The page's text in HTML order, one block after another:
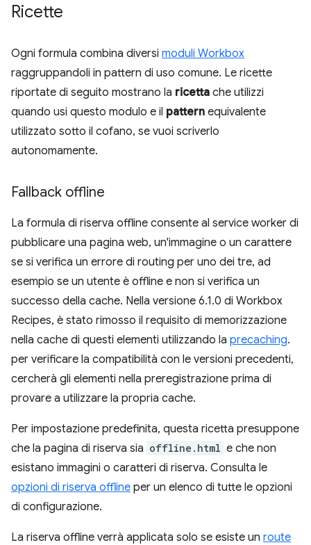
Ricette
Ogni formula combina diversi moduli Workbox
raggruppandoli in pattern di uso comune. Le ricette
riportate di seguito mostrano la ricetta che utilizzi
quando usi questo modulo e il pattern equivalente
utilizzato sotto il cofano, se vuoi scriverlo
autonomamente.
Fallback offline
La formula di riserva offline consente al service worker di
pubblicare una pagina web, un'immagine o un carattere
se si verifica un errore di routing per uno dei tre, ad
esempio se un utente è offline e non si verifica un
successo della cache. Nella versione 6.1.0 di Workbox
Recipes, è stato rimosso il requisito di memorizzazione
nella cache di questi elementi utilizzando la precaching.
per verificare la compatibilità con le versioni precedenti,
cercherà gli elementi nella preregistrazione prima di
provare a utilizzare la propria cache.
Per impostazione predefinita, questa ricetta presuppone
che la pagina di riserva sia offline.html e che non
esistano immagini o caratteri di riserva. Consulta le
opzioni di riserva offline per un elenco di tutte le opzioni
di configurazione.
La riserva offline verrà applicata solo se esiste un route